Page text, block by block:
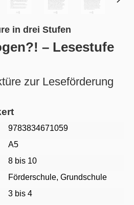
in drei Stufen
– Lesestufe
zur Leseförderung
9783834671059
A5
8 bis 10
Förderschule, Grundschule
3 bis 4